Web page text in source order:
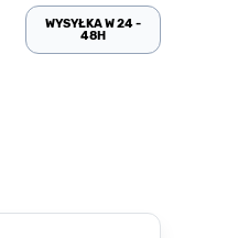
WYSYŁKA W 24 -
48H